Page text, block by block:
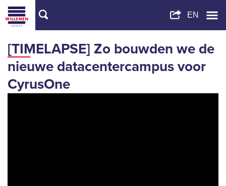
[TIMELAPSE] Zo bouwden we de
nieuwe datacentercampus voor
CyrusOne